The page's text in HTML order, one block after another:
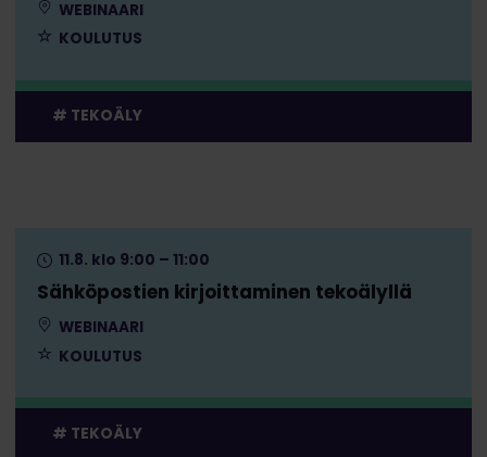
WEBINAARI
KOULUTUS
TEKOÄLY
Sähköpostien kirjoittaminen tekoälyllä
11.8. klo 9:00 – 11:00
WEBINAARI
KOULUTUS
TEKOÄLY